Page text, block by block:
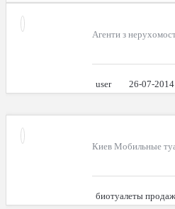
Агенти з
user 26-07-
Киев Мобильные
биотуалеты